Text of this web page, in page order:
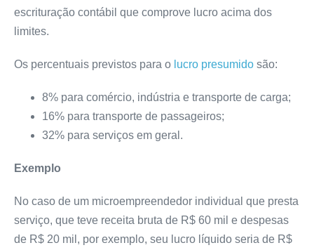
escrituração contábil que comprove lucro acima dos
limites.
Os percentuais previstos para o lucro presumido são:
8% para comércio, indústria e transporte de carga;
16% para transporte de passageiros;
32% para serviços em geral.
Exemplo
No caso de um microempreendedor individual que presta
serviço, que teve receita bruta de R$ 60 mil e despesas
de R$ 20 mil, por exemplo, seu lucro líquido seria de R$